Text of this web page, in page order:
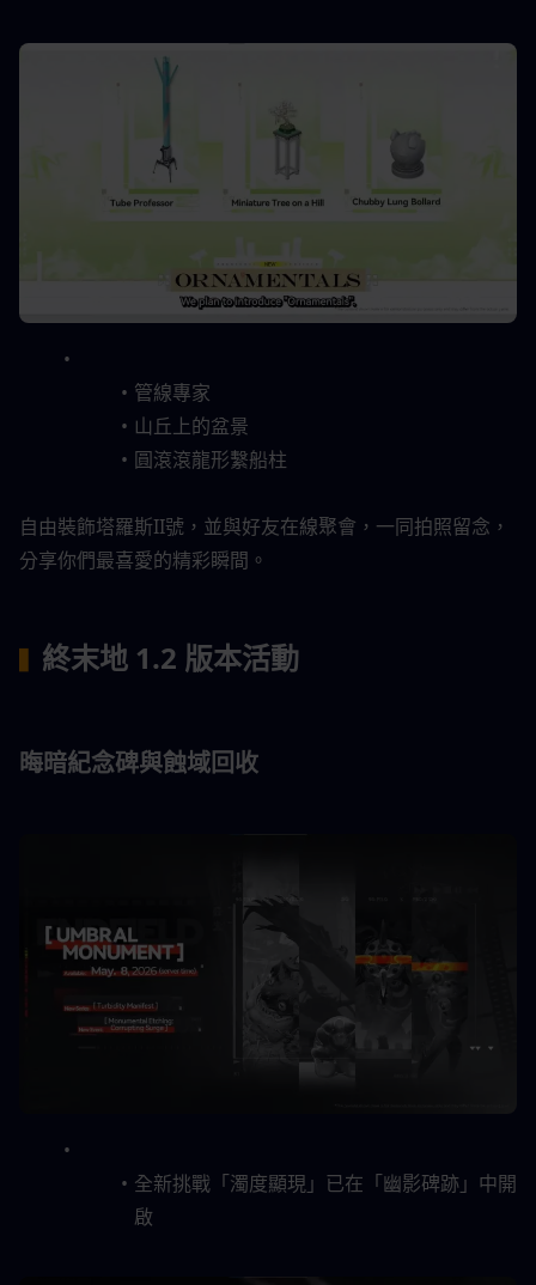
管線專家
山丘上的盆景
圓滾滾龍形繫船柱
自由裝飾塔羅斯II號，並與好友在線聚會，一同拍照留念，
分享你們最喜愛的精彩瞬間。
終末地 1.2 版本活動
晦暗紀念碑與蝕域回收
全新挑戰「濁度顯現」已在「幽影碑跡」中開
啟